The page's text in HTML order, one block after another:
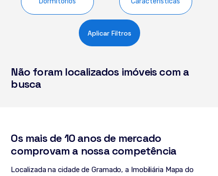
Aplicar Filtros
Não foram localizados imóveis com a
busca
Os mais de 10 anos de mercado
comprovam a nossa competência
Localizada na cidade de Gramado, a Imobiliária Mapa do